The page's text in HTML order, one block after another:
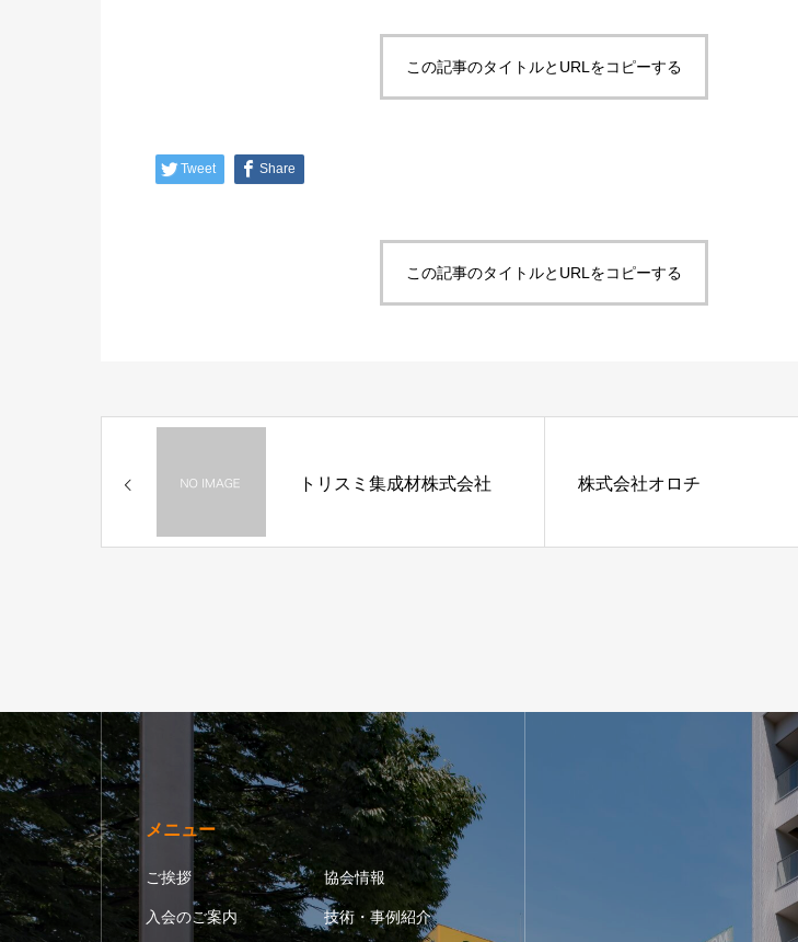
この記事のタイトルとURLをコピーする
Tweet Share
この記事のタイトルとURLをコピーする
トリスミ集成材株式会社 株式会社オロチ
メニュー
ご挨拶 協会情報
入会のご案内 技術・事例紹介